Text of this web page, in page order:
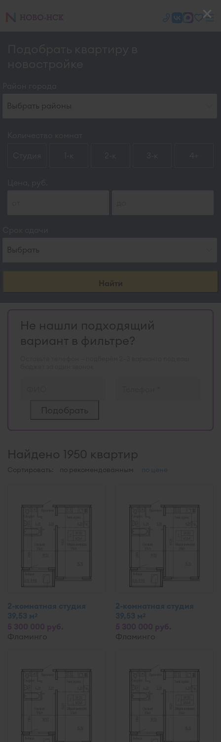
Выбрать районы
Выбрать
Найти
Не нашли подходящий
вариант в фильтре?
Найдено 1950 квартир
Сортировать: по рекомендованным по цене
2-комнатная студия
39,53 м2
Фламинго
2-комнатная студия
39,53 м2
Фламинго